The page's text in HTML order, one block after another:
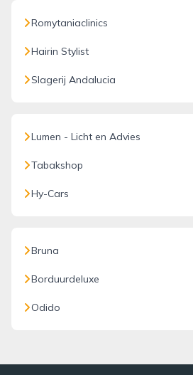
Romytaniaclinics
Hairin Stylist
Slagerij Andalucia
Lumen - Licht en Advies
Tabakshop
Hy-Cars
Bruna
Borduurdeluxe
Odido